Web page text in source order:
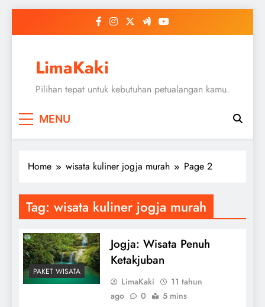
LimaKaki
Pilihan tepat untuk kebutuhan petualangan kamu.
MENU
Home wisata kuliner jogja murah Page 2
Tag: wisata kuliner jogja murah
PAKET WISATA
Jogja: Wisata Penuh
Ketakjuban
LimaKaki
11 tahun
ago
0 5 mins